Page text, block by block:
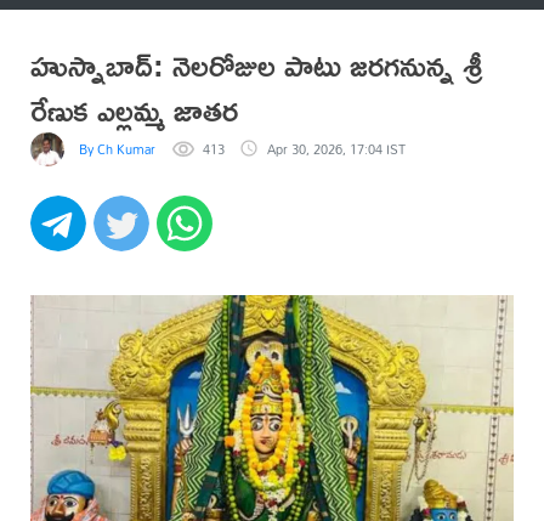
హుస్నాబాద్: నెలరోజుల పాటు జరగనున్న శ్రీ
రేణుక ఎల్లమ్మ జాతర
By Ch Kumar 413 Apr 30, 2026, 17:04 IST